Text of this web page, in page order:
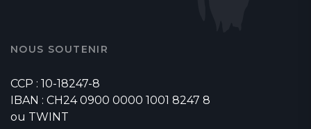
NOUS SOUTENIR
CCP : 10-18247-8
IBAN : CH24 0900 0000 1001 8247 8
ou TWINT